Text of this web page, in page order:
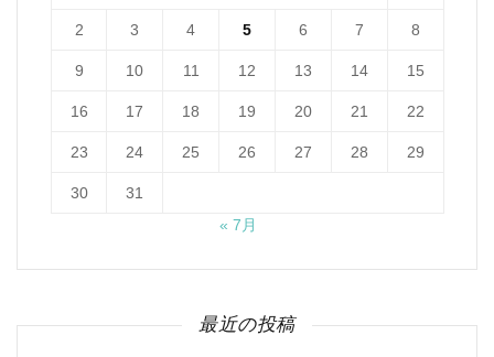
2 3 4 5 6 7 8
9 10 11 12 13 14 15
16 17 18 19 20 21 22
23 24 25 26 27 28 29
30
31
« 7月
最近の投稿